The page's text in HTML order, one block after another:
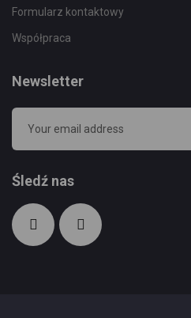
Formularz kontaktowy
Współpraca
Newsletter
Śledź nas